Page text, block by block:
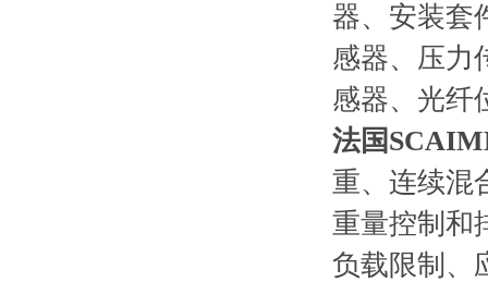
器、安装套
感器、压力
感器、光纤
法国
重、连续混
重量控制和
负载限制、